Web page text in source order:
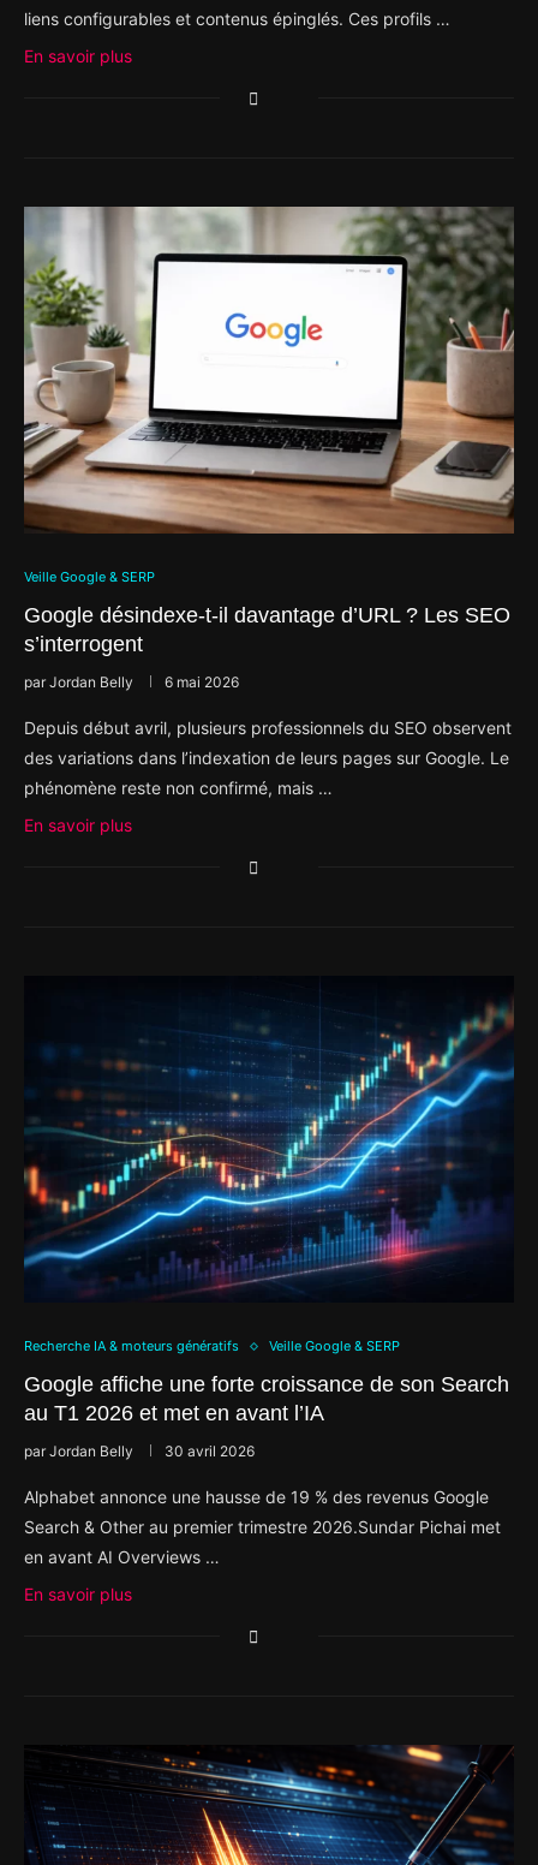
liens configurables et contenus épinglés. Ces profils …
En savoir plus
Veille Google & SERP
Google désindexe-t-il davantage d’URL ? Les SEO
s’interrogent
parJordan Belly 6 mai 2026
Depuis début avril, plusieurs professionnels du SEO observent
des variations dans l’indexation de leurs pages sur Google. Le
phénomène reste non confirmé, mais …
En savoir plus
Recherche IA & moteurs génératifs Veille Google & SERP
Google affiche une forte croissance de son Search
au T1 2026 et met en avant l’IA
parJordan Belly 30 avril 2026
Alphabet annonce une hausse de 19 % des revenus Google
Search & Other au premier trimestre 2026.Sundar Pichai met
en avant AI Overviews …
En savoir plus